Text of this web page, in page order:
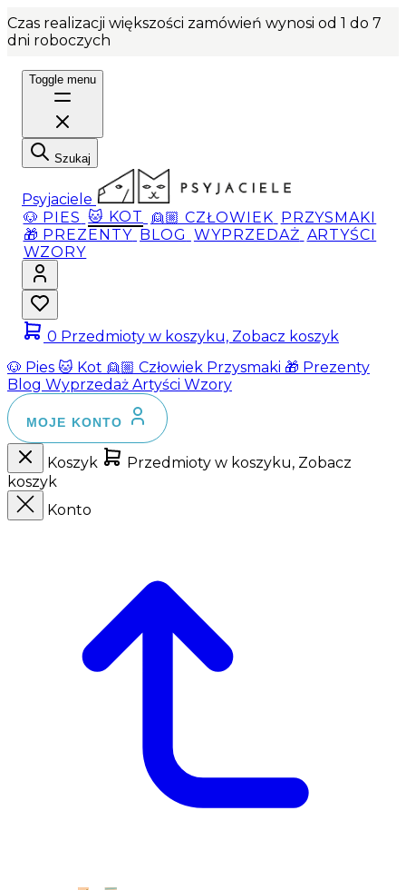
Czas realizacji większości zamówień wynosi od 1 do 7
dni roboczych
Toggle menu
Szukaj
Psyjaciele
🐶 PIES 🐱 KOT 👱🏼 CZŁOWIEK PRZYSMAKI
🎁 PREZENTY BLOG WYPRZEDAŻ ARTYŚCI
WZORY
0 Przedmioty w koszyku, Zobacz koszyk
🐶 Pies 🐱 Kot 👱🏼 Człowiek Przysmaki 🎁 Prezenty
Blog Wyprzedaż Artyści Wzory
MOJE KONTO
Koszyk
Przedmioty w koszyku, Zobacz
koszyk
Konto